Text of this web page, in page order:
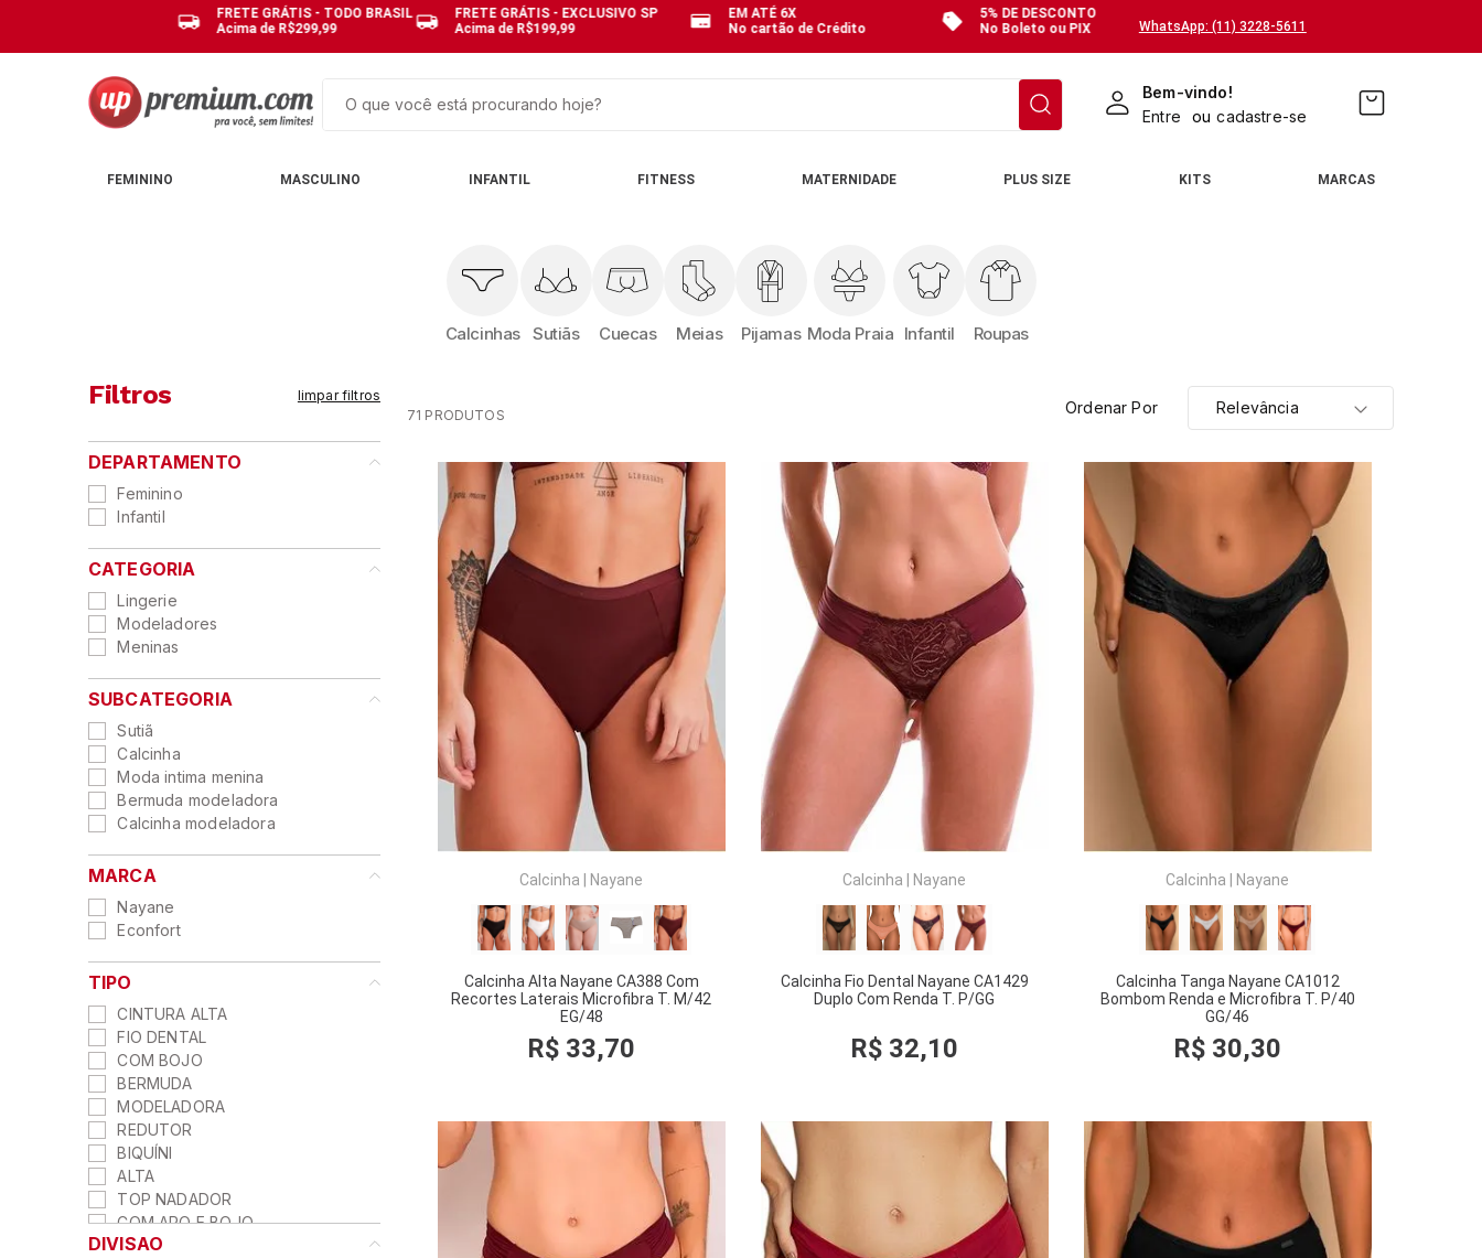
FRETE GRÁTIS - TODO BRASIL
Acima de R$299,99
FRETE GRÁTIS - EXCLUSIVO SP
Acima de R$199,99
EM ATÉ 6X
No cartão de Crédito
5% DE DESCONTO
No Boleto ou PIX
WhatsApp: (11) 3228-5611
Bem-vindo!
Entre
ou cadastre-se
FEMININO MASCULINO INFANTIL FITNESS MATERNIDADE PLUS SIZE KITS MARCAS
Calcinhas Sutiãs Cuecas Meias Pijamas Moda Praia Infantil Roupas
Filtros limpar filtros
DEPARTAMENTO
Feminino
Infantil
CATEGORIA
Lingerie
Modeladores
Meninas
SUBCATEGORIA
Sutiã
Calcinha
Moda intima menina
Bermuda modeladora
Calcinha modeladora
DIVISAO
MARCA
Nayane
Econfort
TIPO
CINTURA ALTA
FIO DENTAL
COM BOJO
BERMUDA
MODELADORA
REDUTOR
BIQUÍNI
ALTA
TOP NADADOR
COM ARO E BOJO
SEM ARO S/BOJO
71 PRODUTOS Ordenar Por Relevância
Calcinha Nayane
Calcinha Alta Nayane CA388 Com
Recortes Laterais Microfibra T. M/42
EG/48
R$ 33,70
COMPRAR
Calcinha Nayane
Calcinha Fio Dental Nayane CA1429
Duplo Com Renda T. P/GG
R$ 32,10
COMPRAR
Calcinha Nayane
Calcinha Tanga Nayane CA1012
Bombom Renda e Microfibra T. P/40
GG/46
R$ 30,30
6º
pijama
hering